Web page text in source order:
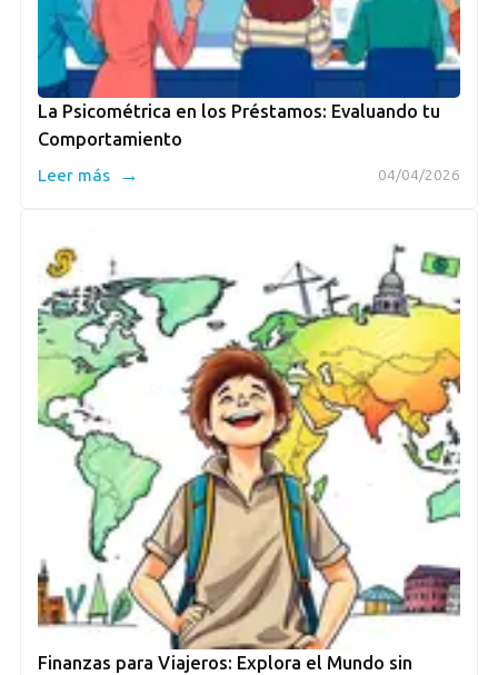
La Psicométrica en los Préstamos: Evaluando tu
Comportamiento
04/04/2026
Leer más →
Finanzas para Viajeros: Explora el Mundo sin